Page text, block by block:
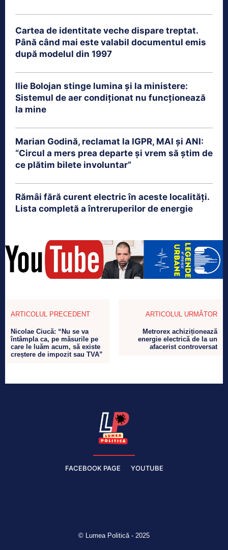
Cartea de identitate veche dispare treptat.
Până când mai este valabil documentul emis
după modelul din 1997
Ilie Bolojan stinge lumina și la ministere:
Sistemul de aer condiționat nu funcționează
la mine
Marian Godină, reclamat la IGPR, MAI și ANI:
“Circul a mers prea departe şi vrem să ştim de
ce plătim bilete involuntar”
Rămâi fără curent electric în aceste localități.
Lista completă a întreruperilor de energie
ARTICOLUL PRECEDENT
Nicolae Ciucă: “Nu se va
întâmpla ca, pe măsurile pe
care le luăm acum, să existe
creștere de impozit sau TVA”
ARTICOLUL URMĂTOR
Metrorex achiziționează
energie electrică de la un
afacerist controversat
FACEBOOK PAGE YOUTUBE
© Lumea Politică - 2025